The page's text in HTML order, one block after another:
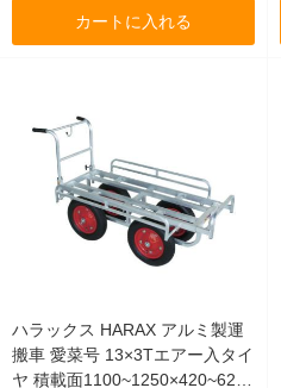
カートに入れる
ハラックス HARAX アルミ製運
搬車 愛菜号 13×3Tエアー入タイ
ヤ 積載面1100~1250×420~620